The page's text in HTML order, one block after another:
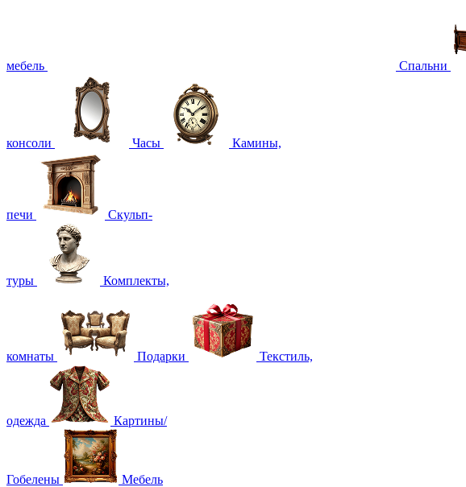
мебель Спальни
консоли Часы Камины,
печи Скульп-
туры Комплекты,
комнаты Подарки Текстиль,
одежда Картины/
Гобелены Мебель